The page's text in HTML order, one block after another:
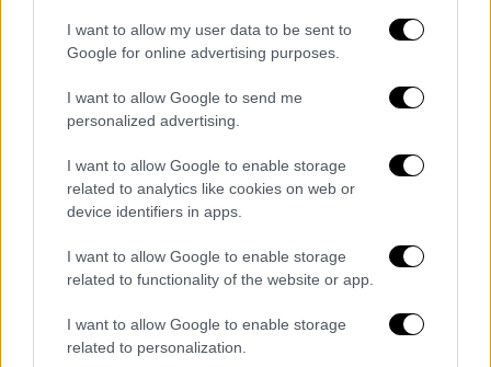
I want to allow my user data to be sent to
Google for online advertising purposes.
I want to allow Google to send me
personalized advertising.
I want to allow Google to enable storage
related to analytics like cookies on web or
device identifiers in apps.
I want to allow Google to enable storage
related to functionality of the website or app.
I want to allow Google to enable storage
related to personalization.
αναζωογόνηση (ΚΑΡΠΑ)στον βαριά
τραυματισμένο έφηβο. Στη συνέχεια, ο
ανήλικος τραυματίας μεταφέρθηκε σε
κοντινό νοσοκομείο, όπου σύμφωνα με
πληροφορίες,
υποβάλλεται σε επείγουσα
χειρουργική επέμβαση.
αποκλείστηκε, ενώ η αστυνομία κατάφερε
εντόπισε τον φερόμενο δράστη κοντά σε
γειτονικό ιππόδρομο και τον συνέλαβε.
Αρχές εξακολουθούν να αναζητούν το όπλο